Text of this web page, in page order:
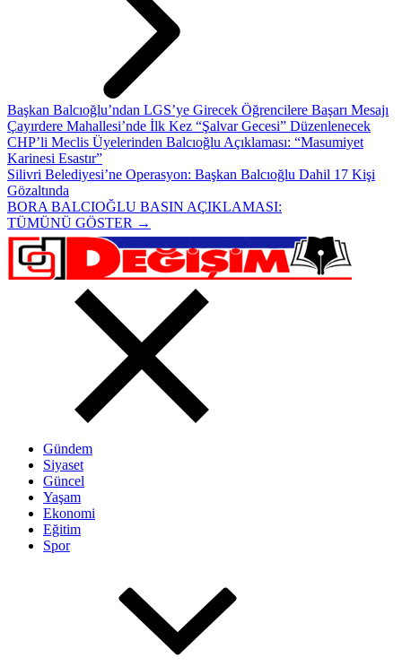
Başkan Balcıoğlu’ndan LGS’ye Girecek Öğrencilere Başarı Mesajı
Çayırdere Mahallesi’nde İlk Kez “Şalvar Gecesi” Düzenlenecek
CHP’li Meclis Üyelerinden Balcıoğlu Açıklaması: “Masumiyet
Karinesi Esastır”
Silivri Belediyesi’ne Operasyon: Başkan Balcıoğlu Dahil 17 Kişi
Gözaltında
BORA BALCIOĞLU BASIN AÇIKLAMASI:
TÜMÜNÜ GÖSTER →
Gündem
Siyaset
Güncel
Yaşam
Ekonomi
Eğitim
Spor